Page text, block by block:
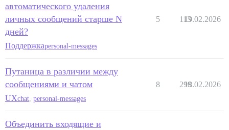
автоматического удаления
личных сообщений старше N
дней?
Поддержкаpersonal-messages
5 113
19.02.2026
Путаница в различии между
сообщениями и чатом
UXchat personal-messages
8 299
18.02.2026
Объединить входящие и